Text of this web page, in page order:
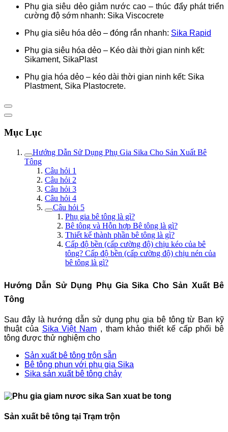
Phụ gia siêu dẻo giảm nước cao – thúc đẩy phát triển
cường độ sớm nhanh: Sika Viscocrete
Phụ gia siêu hóa dẻo – đóng rắn nhanh: Sika Rapid
Phụ gia siêu hóa dẻo – Kéo dài thời gian ninh kết:
Sikament, SikaPlast
Phụ gia hóa dẻo – kéo dài thời gian ninh kết: Sika
Plastment, Sika Plastocrete.
Mục Lục
Hướng Dẫn Sử Dụng Phụ Gia Sika Cho Sản Xuất Bê
Tông
Câu hỏi 1
Câu hỏi 2
Câu hỏi 3
Câu hỏi 4
Câu hỏi 5
Phụ gia bê tông là gì?
Bê tông và Hỗn hợp Bê tông là gì?
Thiết kế thành phần bê tông là gì?
Cấp độ bền (cấp cường độ) chịu kéo của bê
tông? Cấp độ bền (cấp cường độ) chịu nén của
bê tông là gì?
Hướng Dẫn Sử Dụng Phụ Gia Sika Cho Sản Xuất Bê
Tông
Sau đây là hướng dẫn sử dụng phụ gia bê tông từ Ban kỹ
thuật của Sika Việt Nam , tham khảo thiết kế cấp phối bê
tông được thử nghiệm cho
Sản xuất bê tông trộn sẵn
Bê tông phun với phụ gia Sika
Sika sản xuất bê tông chảy
Sản xuất bê tông tại Trạm trộn